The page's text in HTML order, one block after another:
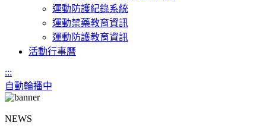
運動防護紀錄系統
運動禁藥教育資訊
運動防護教育資訊
活動行事曆
:::
自動輪播中
NEWS